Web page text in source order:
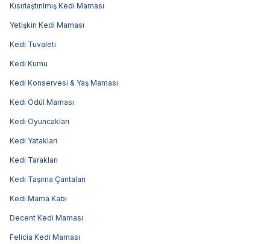
Kısırlaştırılmış Kedi Maması
Yetişkin Kedi Maması
Kedi Tuvaleti
Kedi Kumu
Kedi Konservesi & Yaş Maması
Kedi Ödül Maması
Kedi Oyuncakları
Kedi Yatakları
Kedi Tarakları
Kedi Taşıma Çantaları
Kedi Mama Kabı
Decent Kedi Maması
Felicia Kedi Maması